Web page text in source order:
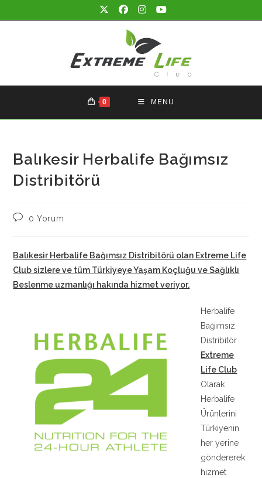
to
0 MENU
Balıkesir Herbalife Bağımsız
Distribitörü
Post0 Yorum
Balıkesir Herbalife Bağımsız Distribitörü olan Extreme Life
Club sizlere ve tüm Türkiyeye Yaşam Koçluğu ve Sağlıklı
Beslenme uzmanlığı hakında hizmet veriyor.
Herbalife
Bağımsız
Distribitör
Extreme
Life Club
Olarak
Herbalife
Ürünlerini
Türkiyenin
her yerine
göndererek
hizmet